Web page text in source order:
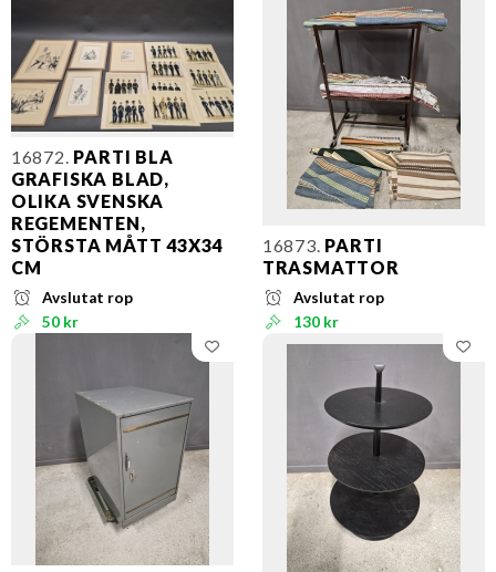
16872. PARTI BLA
GRAFISKA BLAD,
OLIKA SVENSKA
REGEMENTEN,
STÖRSTA MÅTT 43X34
CM
Avslutat rop
50 kr
16873. PARTI
TRASMATTOR
Avslutat rop
130 kr